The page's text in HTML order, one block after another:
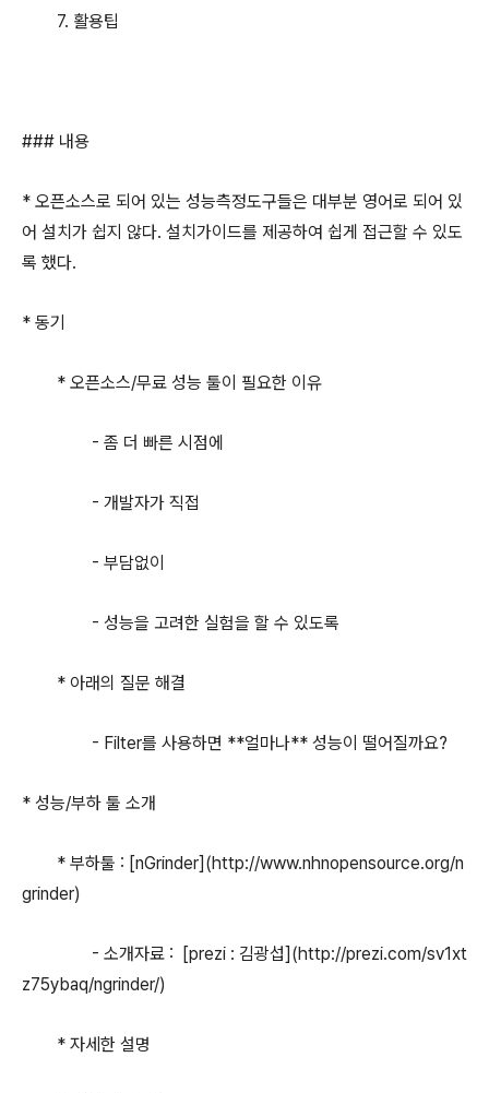
7. 활용팁
### 내용
* 오픈소스로 되어 있는 성능측정도구들은 대부분 영어로 되어 있
어 설치가 쉽지 않다. 설치가이드를 제공하여 쉽게 접근할 수 있도
록 했다.
* 동기
* 오픈소스/무료 성능 툴이 필요한 이유
- 좀 더 빠른 시점에
- 개발자가 직접
- 부담없이
- 성능을 고려한 실험을 할 수 있도록
* 아래의 질문 해결
- Filter를 사용하면 **얼마나** 성능이 떨어질까요?
* 성능/부하 툴 소개
* 부하툴 : [nGrinder](http://www.nhnopensource.org/n
grinder)
- 소개자료 : [prezi : 김광섭](http://prezi.com/sv1xt
z75ybaq/ngrinder/)
* 자세한 설명